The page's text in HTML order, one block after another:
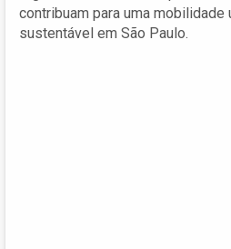
contribuam para uma
sustentável em São Paulo.